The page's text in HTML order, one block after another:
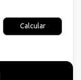
Calcular